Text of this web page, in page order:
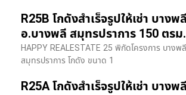
R25B โกดังสำเร็จรูปให้เช่า บาง
อ.บางพลี สมุทรปราการ 150 ตรม.
HAPPY REALESTATE 25 พิกัดโครงการ บางพ
สมุทรปราการ โกดัง ขนาด 1
R25A โกดังสำเร็จรูปให้เช่า บาง